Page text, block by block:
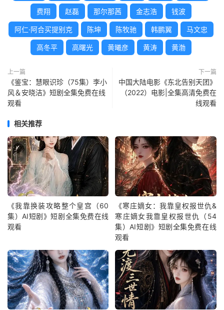
费翔 赵磊 那尔那茜 金志浩 钱波
阿仁·阿合买提别克 陈坤 陈牧驰 韩鹏翼 马文忠
高冬平 高曙光 黄曦彦 黄涛 黄渤
上一篇
《鉴宝：慧眼识珍（75集）李小
风＆安晓洁》短剧全集免费在线
观看
下一篇
中国大陆电影《东北告别天团》
（2022）电影|全集高清免费在
线观看
相关推荐
《我靠换装攻略整个皇宫（60
集）AI短剧》短剧全集免费在线
观看
《寒庄嫡女：我靠皇权报世仇&
寒庄嫡女我靠皇权报世仇（54
集）AI短剧》短剧全集免费在线
观看